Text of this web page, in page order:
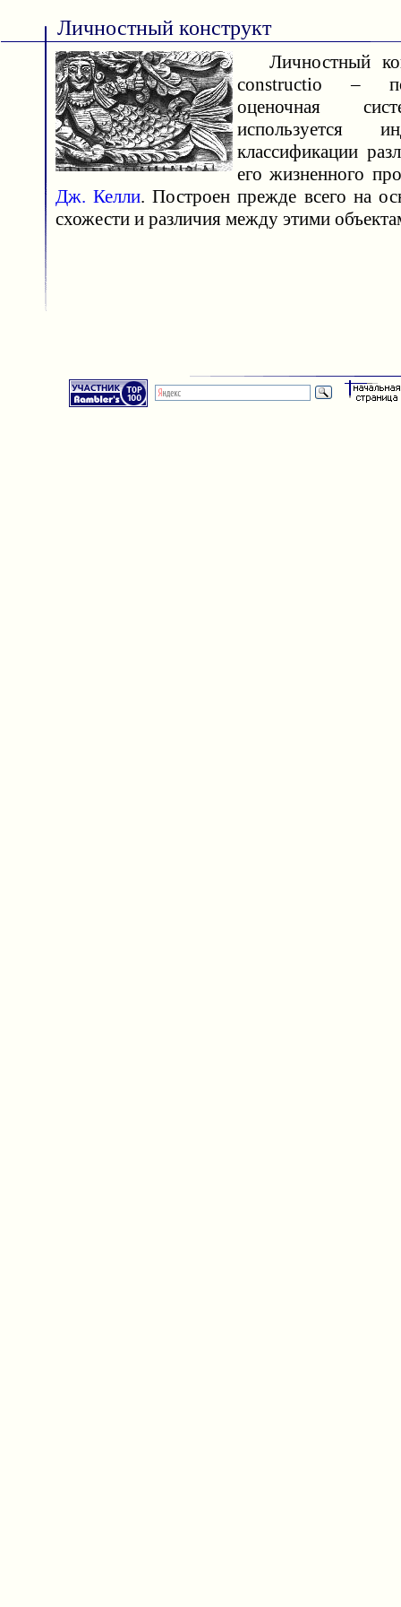
Личностный конструкт
Личностный
constructio –
оценочная
используется
классификации
его жизненного
Дж. Келли. Построен прежде всего на
схожести и различия между этими